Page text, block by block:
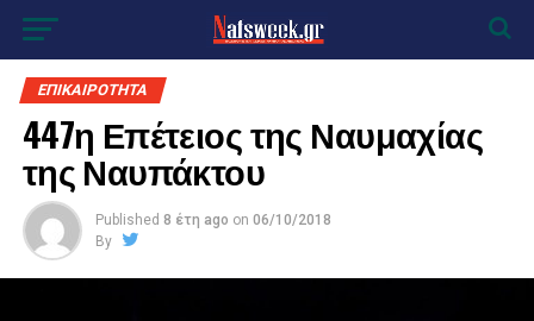
ΕΠΙΚΑΙΡΟΤΗΤΑ
447η Επέτειος της Ναυμαχίας
της Ναυπάκτου
Published 8 έτη ago on 06/10/2018
By